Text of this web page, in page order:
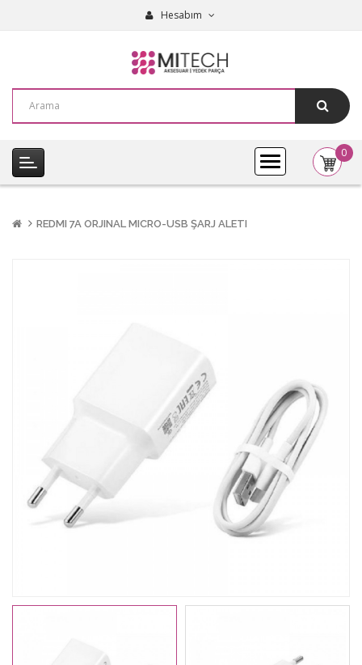
Hesabım
0
-
REDMI 7A ORJINAL MICRO-USB ŞARJ ALETI